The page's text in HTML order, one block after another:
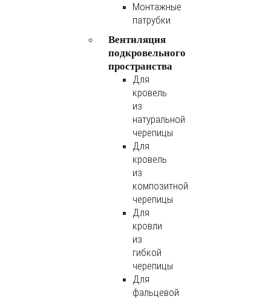
Монтажные
патрубки
Вентиляция
подкровельного
пространства
Для
кровель
из
натуральной
черепицы
Для
кровель
из
композитной
черепицы
Для
кровли
из
гибкой
черепицы
Для
фальцевой